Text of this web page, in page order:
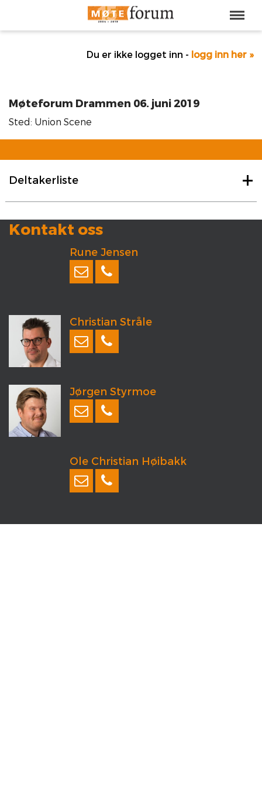
Du er ikke logget inn - logg inn her »
Møteforum Drammen 06. juni 2019
Sted: Union Scene
Deltakerliste
Kontakt oss
Rune Jensen
Christian Stråle
Jørgen Styrmoe
Ole Christian Høibakk